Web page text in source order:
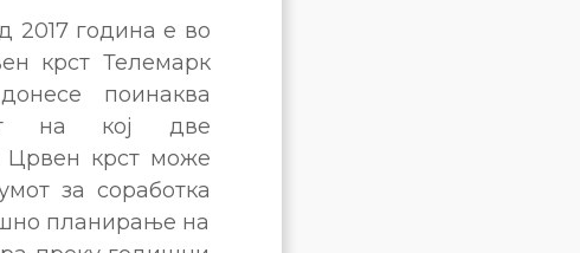
2017 година е во
крст Телемарк
поинаква
на кој две
Црвен крст може
за соработка
планирање на